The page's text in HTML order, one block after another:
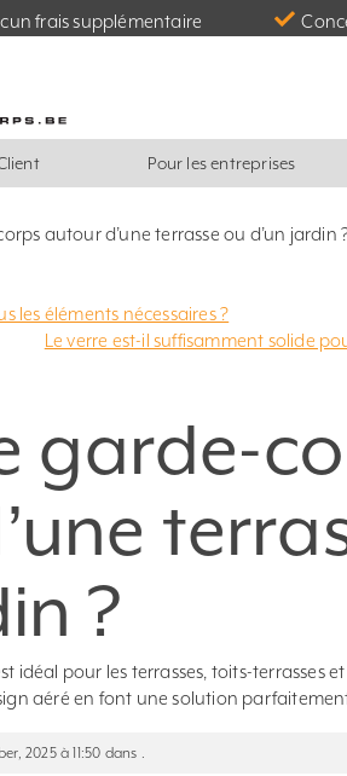
frais supplémentaire
Pour les entreprises
autour d’une terrasse ou d’un jardin
les éléments nécessaires ?
Le verre est-il suffisamment solide
garde-
?
idéal pour les terrasses, toits-terrasses
aéré en font une solution
2025 à 11:50 dans .